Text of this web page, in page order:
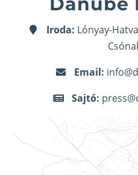
Iroda: Lónyay-
Email:
Sajtó: